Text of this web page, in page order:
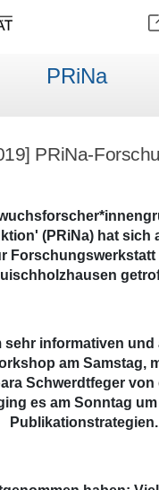
PRiNa
PRiNa-
(PRiNa) hat sich
Forschungswerkstatt
sehr informativen
am Samstag,
Schwerdtfeger
es am Sonntag
Publikationstrategien.